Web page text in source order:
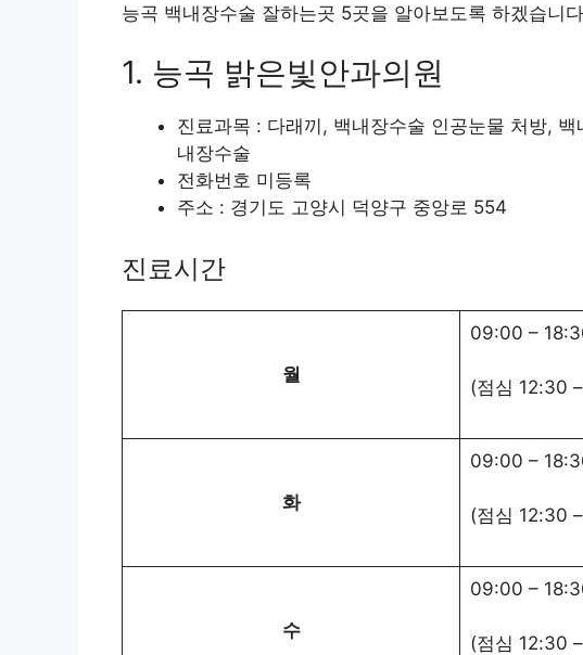
능곡 백내장수술 잘하는곳 5곳을 알아보도록 하겠습니
1. 능곡 밝은빛안과의원
진료과목 : 다래끼, 백내장수술 인공눈물 처방,
내장수술
전화번호 미등록
주소 : 경기도 고양시 덕양구 중앙로 554
진료시간
월
09:00 –
(점심 12:30 –
화
09:00 –
(점심 12:30 –
수
09:00 –
(점심 12:30 –